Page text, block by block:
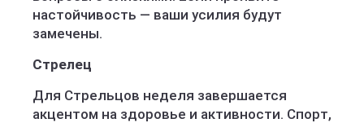
настойчивость — ваши усилия будут
замечены.
Стрелец
Для Стрельцов неделя завершается
акцентом на здоровье и активности. Спорт,